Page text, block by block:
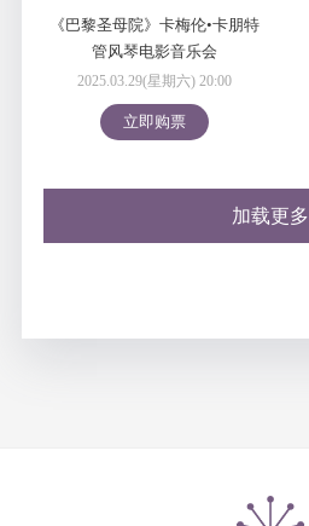
《巴黎圣母院》卡梅伦•卡朋特
管风琴电影音乐会
2025.03.29(星期六) 20:00
立即购票
加载更多